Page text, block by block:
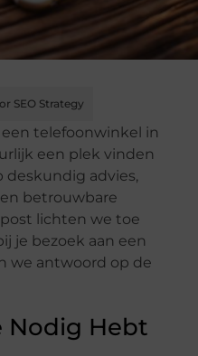
SEO Strategy
telefoonwinkel in
een plek vinden
deskundig advies,
betrouwbare
lichten we toe
je bezoek aan een
we antwoord op de
Nodig Hebt